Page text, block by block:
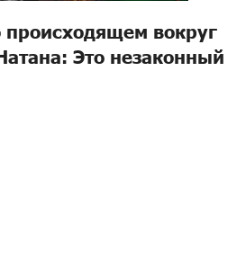
происходящем вокруг
Это незаконный